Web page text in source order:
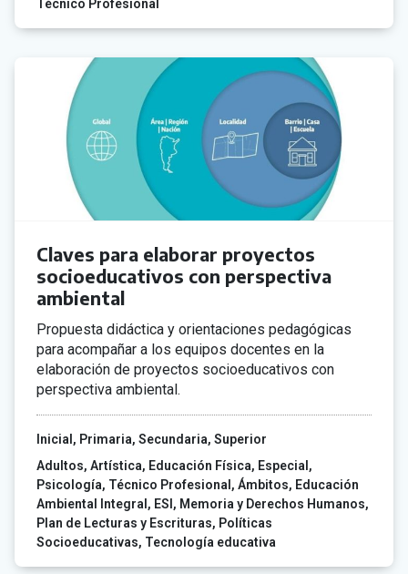
Técnico Profesional
Claves para elaborar proyectos
socioeducativos con perspectiva
ambiental
Propuesta didáctica y orientaciones pedagógicas
para acompañar a los equipos docentes en la
elaboración de proyectos socioeducativos con
perspectiva ambiental.
Inicial Primaria Secundaria Superior
Adultos Artística Educación Física
Especial
Psicología Técnico Profesional Ámbitos
Educación
Ambiental Integral
ESI
Memoria y Derechos Humanos
Plan de Lecturas y Escrituras
Políticas
Socioeducativas Tecnología educativa